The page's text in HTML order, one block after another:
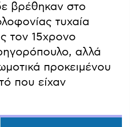
βρέθηκαν στο
τυχαία
τον 15χρονο
αλλά
προκειμένου
που είχαν